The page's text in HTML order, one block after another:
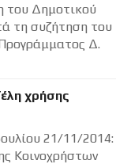
του Δημοτικού
τη συζήτηση του
Δ.
χρήσης
21/11/2014:
Κοινοχρήστων